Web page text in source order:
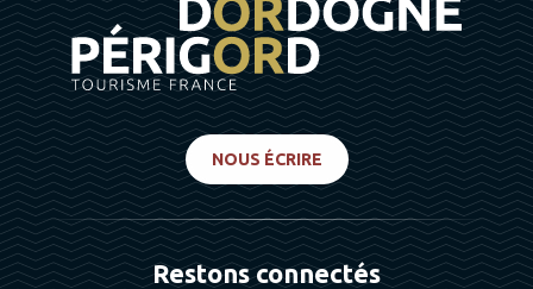
NOUS ÉCRIRE
Restons connectés